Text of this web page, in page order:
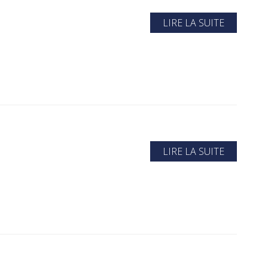
LIRE LA SUITE
LIRE LA SUITE